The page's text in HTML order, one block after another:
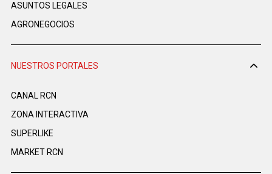
ASUNTOS LEGALES
AGRONEGOCIOS
NUESTROS PORTALES
CANAL RCN
ZONA INTERACTIVA
SUPERLIKE
MARKET RCN